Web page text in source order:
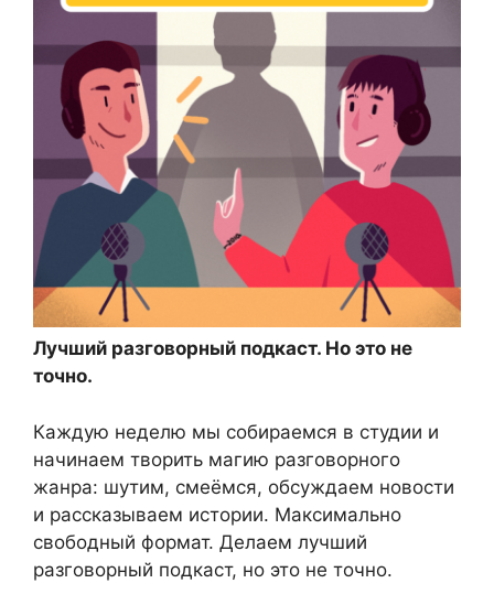
Лучший разговорный подкаст. Но это не
точно.
Каждую неделю мы собираемся в студии и
начинаем творить магию разговорного
жанра: шутим, смеёмся, обсуждаем новости
и рассказываем истории. Максимально
свободный формат. Делаем лучший
разговорный подкаст, но это не точно.